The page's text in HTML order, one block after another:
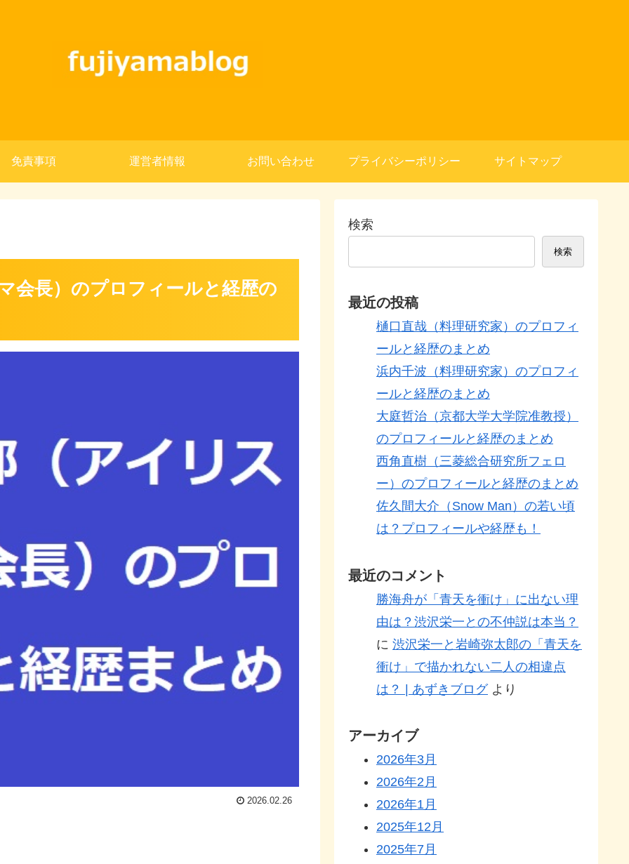
免責事項 運営者情報 お問い合わせ プライバシーポリシー サイトマップ
会長）のプロフィールと経歴の
2026.02.26
検索
検索
最近の投稿
樋口直哉（料理研究家）のプロフィ
ールと経歴のまとめ
浜内千波（料理研究家）のプロフィ
ールと経歴のまとめ
大庭哲治（京都大学大学院准教授）
のプロフィールと経歴のまとめ
西角直樹（三菱総合研究所フェロ
ー）のプロフィールと経歴のまとめ
佐久間大介（Snow Man）の若い頃
は？プロフィールや経歴も！
最近のコメント
勝海舟が「青天を衝け」に出ない理
由は？渋沢栄一との不仲説は本当？
に 渋沢栄一と岩崎弥太郎の「青天を
衝け」で描かれない二人の相違点
は？ | あずきブログより
アーカイブ
2026年3月
2026年2月
2026年1月
2025年12月
2025年7月